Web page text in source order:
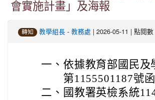
會實施計畫」及海報
轉知 教學組長 - 教務處 | 2026-05-11 | 點閱
一、 依據教育部國民及
第1155501187號
二、 國教署英檢系統